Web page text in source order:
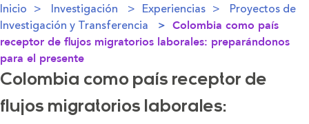
Inicio Investigación Experiencias
Proyectos de
Investigación y Transferencia
Colombia como país
receptor de flujos migratorios laborales: preparándonos
para el presente
Colombia como país receptor de
flujos migratorios laborales: